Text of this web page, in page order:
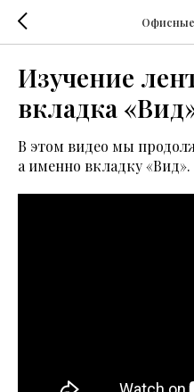
Офисные
Изучение
вкладка
В этом видео мы
а именно вкладку «Вид».